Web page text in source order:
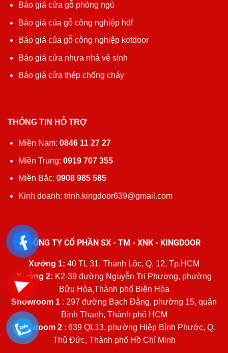
Báo giá cửa gỗ phòng ngủ
Báo giá của gỗ công nghiệp hdf
Báo giá của gỗ công nghiệp kotdoor
Báo giá cửa nhựa nhà vệ sinh
Báo giá cửa thép chống cháy
THÔNG TIN HỖ TRỢ
Miền Nam: 0846 11 27 27
Miền Trung: 0919 707 355
Miền Bắc: 0908 985 585
Kinh doanh: trinh.kingdoor639@gmail.com
CÔNG TY CỔ PHẦN SX - TM - XNK - KINGDOOR
Xưởng 1: 40 TL 31, Thạnh Lộc, Q. 12, Tp.HCM
Xưởng 2: K2-39 đường Nguyễn Tri Phương, phường
Bửu Hòa,Thành phố Biên Hòa
Showroom 1 : 297 đường Bạch Đằng, phường 15, quận
Bình Thạnh, Thành phố HCM
Showroom 2: 639 QL13, phường Hiệp Bình Phước, Q.
Thủ Đức, Thành phố Hồ Chí Minh